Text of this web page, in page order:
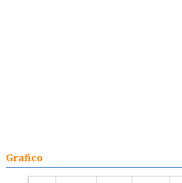
Grafico